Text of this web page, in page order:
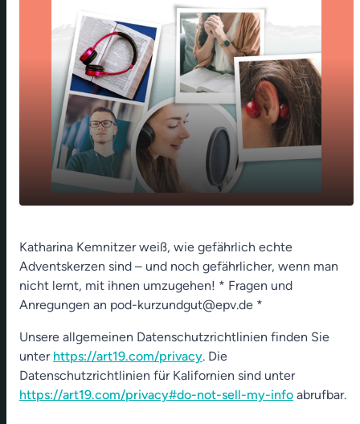
play_arrow 2022
00:00 01:18
Katharina Kemnitzer weiß, wie gefährlich echte
Adventskerzen sind – und noch gefährlicher, wenn man
nicht lernt, mit ihnen umzugehen! * Fragen und
Anregungen an pod-kurzundgut@epv.de *
Unsere allgemeinen Datenschutzrichtlinien finden Sie
unter https://art19.com/privacy. Die
Datenschutzrichtlinien für Kalifornien sind unter
https://art19.com/privacy#do-not-sell-my-info abrufbar.